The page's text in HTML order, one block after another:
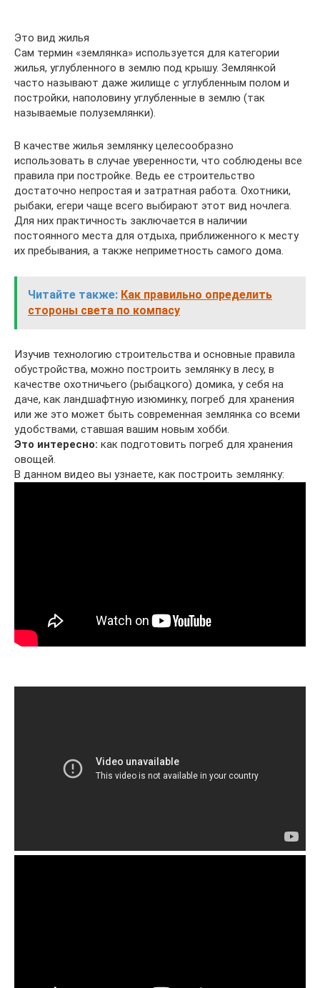
Это вид жилья
Сам термин «землянка» используется для категории
жилья, углубленного в землю под крышу. Землянкой
часто называют даже жилище с углубленным полом и
постройки, наполовину углубленные в землю (так
называемые полуземлянки).
В качестве жилья землянку целесообразно
использовать в случае уверенности, что соблюдены все
правила при постройке. Ведь ее строительство
достаточно непростая и затратная работа. Охотники,
рыбаки, егери чаще всего выбирают этот вид ночлега.
Для них практичность заключается в наличии
постоянного места для отдыха, приближенного к месту
их пребывания, а также неприметность самого дома.
Читайте также: Как правильно определить
стороны света по компасу
Изучив технологию строительства и основные правила
обустройства, можно построить землянку в лесу, в
качестве охотничьего (рыбацкого) домика, у себя на
даче, как ландшафтную изюминку, погреб для хранения
или же это может быть современная землянка со всеми
удобствами, ставшая вашим новым хобби.
Это интересно: как подготовить погреб для хранения
овощей.
В данном видео вы узнаете, как построить землянку: